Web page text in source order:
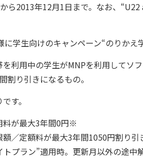
ら2013年12月1日まで。なお、
学生向けのキャンペーン“のりかえ
利用中の学生がMNPを利用してソ
割り引きになるもの。
す。
料が最大3年間0円※
／定額料が最大3年間1050円割り引
プラン”適用時。更新月以外の途